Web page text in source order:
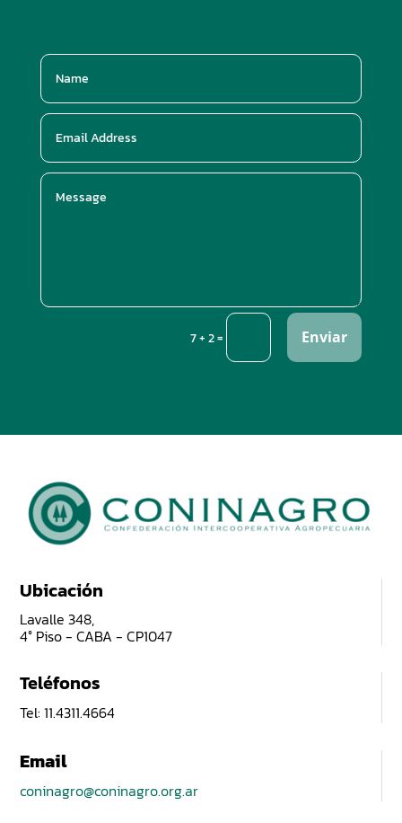
7 + 2= Enviar
Ubicación
Lavalle 348,
4° Piso - CABA - CP1047
Teléfonos
Tel: 11.4311.4664
Email
coninagro@coninagro.org.ar